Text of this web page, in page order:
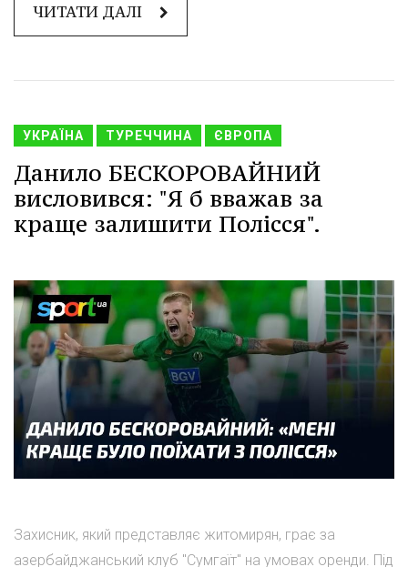
ЧИТАТИ ДАЛІ
УКРАЇНА ТУРЕЧЧИНА ЄВРОПА
Данило БЕСКОРОВАЙНИЙ
висловився: "Я б вважав за
краще залишити Полісся".
Захисник, який представляє житомирян, грає за
азербайджанський клуб "Сумгаїт" на умовах оренди. Під